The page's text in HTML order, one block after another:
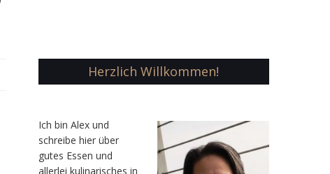
Herzlich Willkommen!
Ich bin Alex und
schreibe hier über
gutes Essen und
allerlei kulinarisches in